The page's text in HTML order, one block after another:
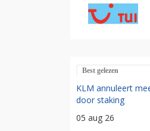
Best gelezen
KLM annuleert
door staking
05 aug 26